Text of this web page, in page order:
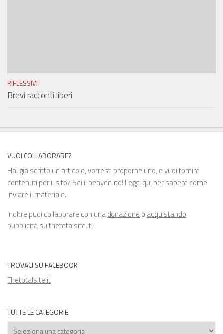
RIFLESSIVI
Brevi racconti liberi
VUOI COLLABORARE?
Hai già scritto un articolo, vorresti proporne uno, o vuoi fornire
contenuti per il sito? Sei il benvenuto! Leggi qui per sapere come
inviare il materiale.
Inoltre puoi collaborare con unadonazione o acquistando
pubblicitàsu thetotalsite.it!
TROVACI SU FACEBOOK
Thetotalsite.it
TUTTE LE CATEGORIE
Tutte